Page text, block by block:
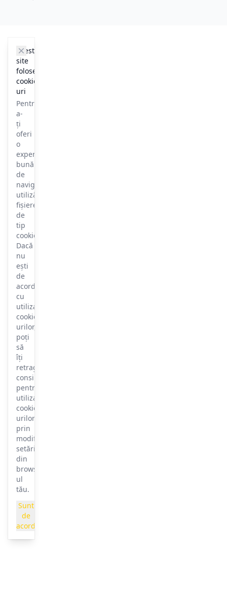
Acest
site
folosește
cookie-
uri
Pentru
a-
ți
oferi
o
experiență
bună
de
navigare,
utilizăm
fișiere
de
tip
cookie.
Dacă
nu
ești
de
acord
cu
utilizarea
cookie-
urilor,
poți
să
îți
retragi
consimțământul
pentru
utilizarea
cookie-
urilor
prin
modificarea
setărilor
din
browser-
ul
tău.
Sunt
de
acord
cookie_notice.clos3